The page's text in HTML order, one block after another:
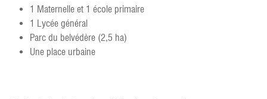
1 Maternelle et 1 école primaire
1 Lycée général
Parc du belvédère (2,5 ha)
Une place urbaine